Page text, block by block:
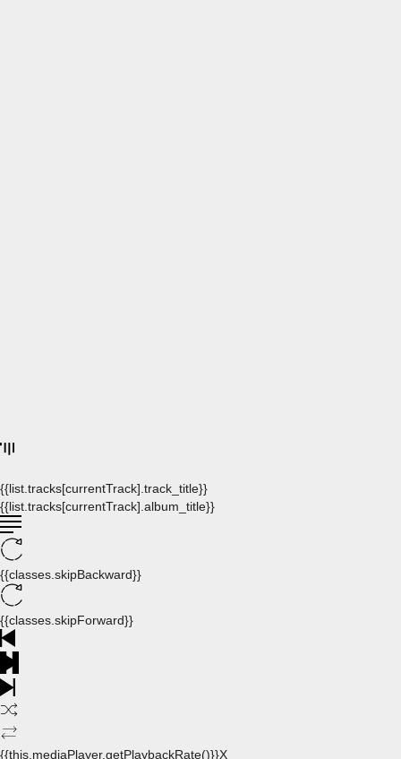
{{list.tracks[currentTrack].track_title}}
{{list.tracks[currentTrack].album_title}}
{{classes.skipBackward}}
{{classes.skipForward}}
{{this.mediaPlayer.getPlaybackRate()}}X